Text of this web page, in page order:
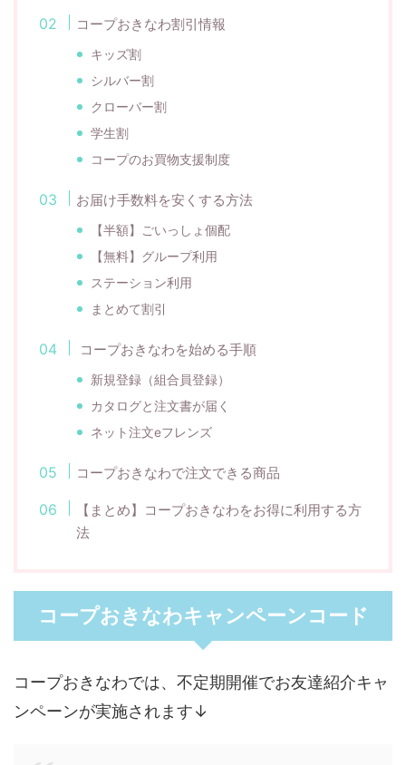
コープおきなわ割引情報
キッズ割
シルバー割
クローバー割
学生割
コープのお買物支援制度
お届け手数料を安くする方法
【半額】ごいっしょ個配
【無料】グループ利用
ステーション利用
まとめて割引
コープおきなわを始める手順
新規登録（組合員登録）
カタログと注文書が届く
ネット注文eフレンズ
コープおきなわで注文できる商品
【まとめ】コープおきなわをお得に利用する方
法
コープおきなわキャンペーンコード
コープおきなわでは、不定期開催でお友達紹介キャ
ンペーンが実施されます↓